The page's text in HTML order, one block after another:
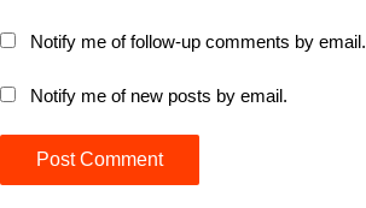
Notify me of follow-up comments by email.
Notify me of new posts by email.